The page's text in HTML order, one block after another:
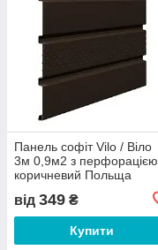
Панель софіт Vilo / Віло
3м 0,9м2 з перфорацією
коричневий Польща
від 349 ₴
Купити